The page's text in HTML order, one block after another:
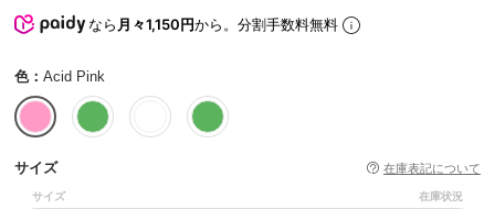
なら月々1,150円から。分割手数料無料
色： Acid Pink
サイズ 在庫表記について
サイズ 在庫状況